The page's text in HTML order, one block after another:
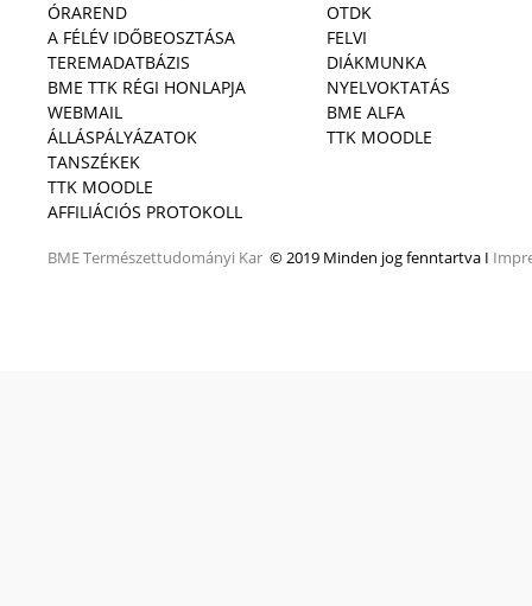
ÓRAREND
A FÉLÉV IDŐBEOSZTÁSA
TEREMADATBÁZIS
BME TTK RÉGI HONLAPJA
WEBMAIL
ÁLLÁSPÁLYÁZATOK
TANSZÉKEK
TTK MOODLE
AFFILIÁCIÓS PROTOKOLL
BMETermészettudományi Kar © 2019 Minden jog fenntartva I
OTDK
FELVI
DIÁKMUNKA
NYELVOKTATÁS
BME ALFA
TTK MOODLE